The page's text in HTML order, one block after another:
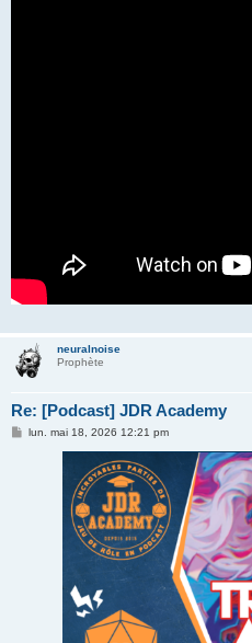
neuralnoise
Prophète
Re: [Podcast] JDR Academy
Mlun. mai 18, 2026 12:21 pm